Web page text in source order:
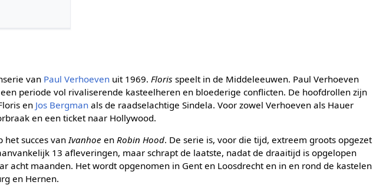
van Paul Verhoeven uit 1969. Floris speelt in de Middeleeuwen. Paul Verhoeven
periode vol rivaliserende kasteelheren en bloederige conflicten. De hoofdrollen zijn
en Jos Bergman als de raadselachtige Sindela. Voor zowel Verhoeven als Hauer
en een ticket naar Hollywood.
het succes van Ivanhoe en Robin Hood. De serie is, voor die tijd, extreem groots opgezet
13 afleveringen, maar schrapt de laatste, nadat de draaitijd is opgelopen
acht maanden. Het wordt opgenomen in Gent en Loosdrecht en in en rond de kastelen
en Hernen.